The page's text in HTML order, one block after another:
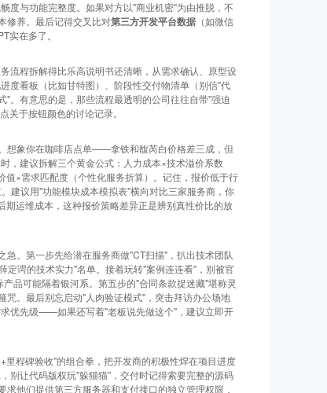
畅度与功能完整度。如果对方以"商业机密"为由推脱，不
修养。最后记得交叉比对第三方开发平台数据 （如微信
实在多了。
程拆解得比乐高说明书还清晰，从需求确认、原型设
度看板（比如甘特图）、阶段性交付物清单（别信"代
。有意思的是，那些流程最透明的公司往往自带"强迫
关于按钮颜色的讨论记录。
想象你在咖啡店点单——拿铁和馥芮白价格差三成，但
，建议拆解三个黄金公式：人力成本×技术溢价系数
值×需求匹配度（个性化服务折算）。记住，报价低于行
议用"功能模块成本模拟表"横向对比三家服务商，你
运维成本，这种报价策略差异正是辨别真性价比的放
。第一步先给潜在服务商做"CT扫描"，扒出技术团队
谔的技术实力"名单。接着玩转"案例连连看"，别被官
品可能隔着银河系。第五步的"合同条款捉迷藏"堪称灵
。最后别忘启动"人肉验证模式"，突击拜访办公场地
优先级——如果还写着"老板说先做这个"，建议立即开
程碑验收"的组合拳，把开发商的积极性焊在项目进度
让代码版权玩"躲猫猫"，交付时记得索要完整的源码
他们提供第三方服务器和支付接口的独立管理权限，